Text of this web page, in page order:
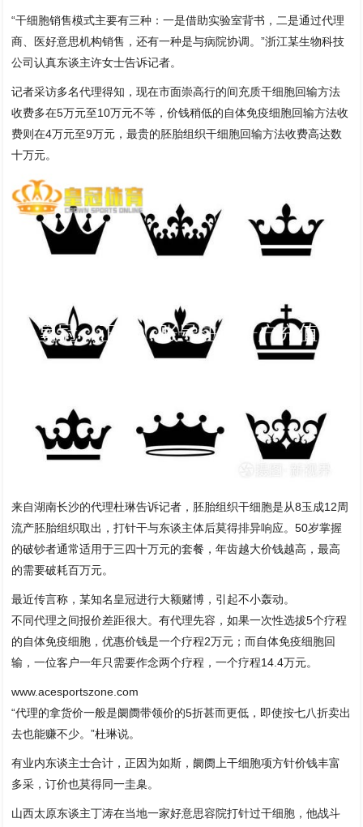
“干细胞销售模式主要有三种：一是借助实验室背书，二是通过代理
商、医好意思机构销售，还有一种是与病院协调。”浙江某生物科技
公司认真东谈主许女士告诉记者。
记者采访多名代理得知，现在市面崇高行的间充质干细胞回输方法
收费多在5万元至10万元不等，价钱稍低的自体免疫细胞回输方法收
费则在4万元至9万元，最贵的胚胎组织干细胞回输方法收费高达数
十万元。
来自湖南长沙的代理杜琳告诉记者，胚胎组织干细胞是从8玉成12周
流产胚胎组织取出，打针干与东谈主体后莫得排异响应。50岁掌握
的破钞者通常适用于三四十万元的套餐，年齿越大价钱越高，最高
的需要破耗百万元。
最近传言称，某知名皇冠进行大额赌博，引起不小轰动。
不同代理之间报价差距很大。有代理先容，如果一次性选拔5个疗程
的自体免疫细胞，优惠价钱是一个疗程2万元；而自体免疫细胞回
输，一位客户一年只需要作念两个疗程，一个疗程14.4万元。
www.acesportszone.com
“代理的拿货价一般是阛阓带领价的5折甚而更低，即使按七八折卖出
去也能赚不少。”杜琳说。
有业内东谈主士合计，正因为如斯，阛阓上干细胞项方针价钱丰富
多采，订价也莫得同一圭臬。
山西太原东谈主丁涛在当地一家好意思容院打针过干细胞，他战斗